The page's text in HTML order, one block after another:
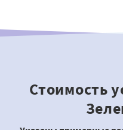
Стоимость